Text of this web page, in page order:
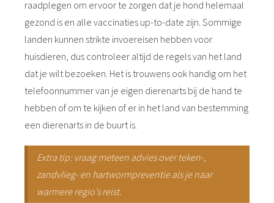
raadplegen om ervoor te zorgen dat je hond helemaal
gezond is en alle vaccinaties up-to-date zijn. Sommige
landen kunnen strikte invoereisen hebben voor
huisdieren, dus controleer altijd de regels van het land
dat je wilt bezoeken. Het is trouwens ook handig om het
telefoonnummer van je eigen dierenarts bij de hand te
hebben of om te kijken of er in het land van bestemming
een dierenarts in de buurt is.
Extra tip: vraag meteen advies over teken-,
zandvlieg- en hartwormpreventie als je naar
warmere regio’s reist.